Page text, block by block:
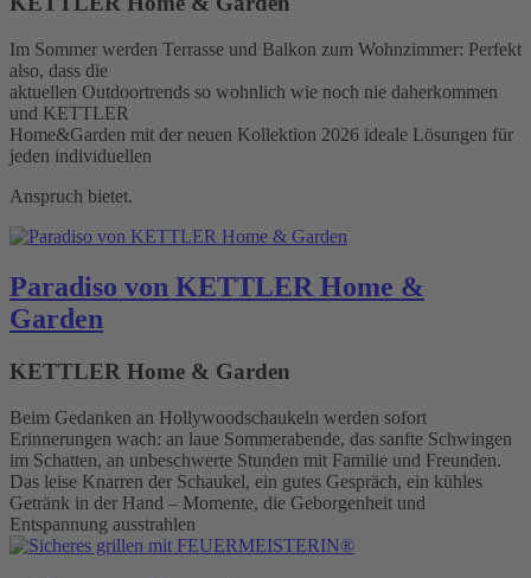
Im Sommer werden Terrasse und Balkon zum Wohnzimmer: Perfekt
also, dass die
aktuellen Outdoortrends so wohnlich wie noch nie daherkommen
und KETTLER
Home&Garden mit der neuen Kollektion 2026 ideale Lösungen für
jeden individuellen
Anspruch bietet.
Paradiso von KETTLER Home &
Garden
KETTLER Home & Garden
Beim Gedanken an Hollywoodschaukeln werden sofort
Erinnerungen wach: an laue Sommerabende, das sanfte Schwingen
im Schatten, an unbeschwerte Stunden mit Familie und Freunden.
Das leise Knarren der Schaukel, ein gutes Gespräch, ein kühles
Getränk in der Hand – Momente, die Geborgenheit und
Entspannung ausstrahlen